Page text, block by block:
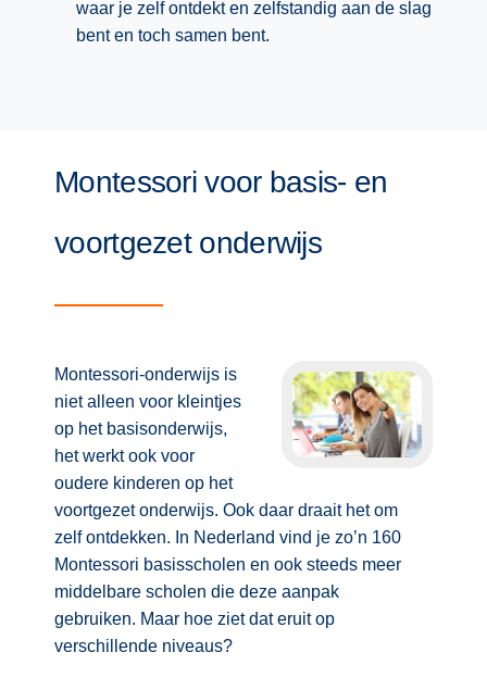
Spelletjes
Sprookjes
Studieschuld & Hypotheek
Nieuwsbrief archief
Schoolvakanties
Huiswerkbegeleiding
Huiswerkbegeleider worden
waar je zelf ontdekt en zelfstandig aan de slag
bent en toch samen bent.
Montessori voor basis- en
voortgezet onderwijs
Montessori-onderwijs is
niet alleen voor kleintjes
op het basisonderwijs,
het werkt ook voor
oudere kinderen op het
voortgezet onderwijs. Ook daar draait het om
zelf ontdekken. In Nederland vind je zo’n 160
Montessori basisscholen en ook steeds meer
middelbare scholen die deze aanpak
gebruiken. Maar hoe ziet dat eruit op
verschillende niveaus?